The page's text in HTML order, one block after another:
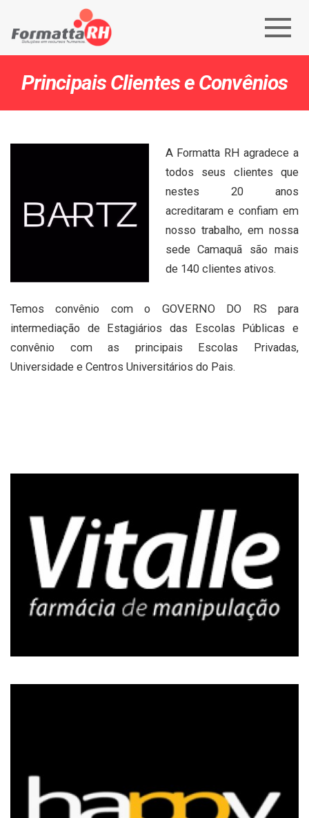
Principais Clientes e Convênios
A Formatta RH agradece a
todos seus clientes que
nestes 20 anos
acreditaram e confiam em
nosso trabalho, em nossa
sede Camaquã são mais
de 140 clientes ativos.
Temos convênio com o GOVERNO DO RS para
intermediação de Estagiários das Escolas Públicas e
convênio com as principais Escolas Privadas,
Universidade e Centros Universitários do Pais.